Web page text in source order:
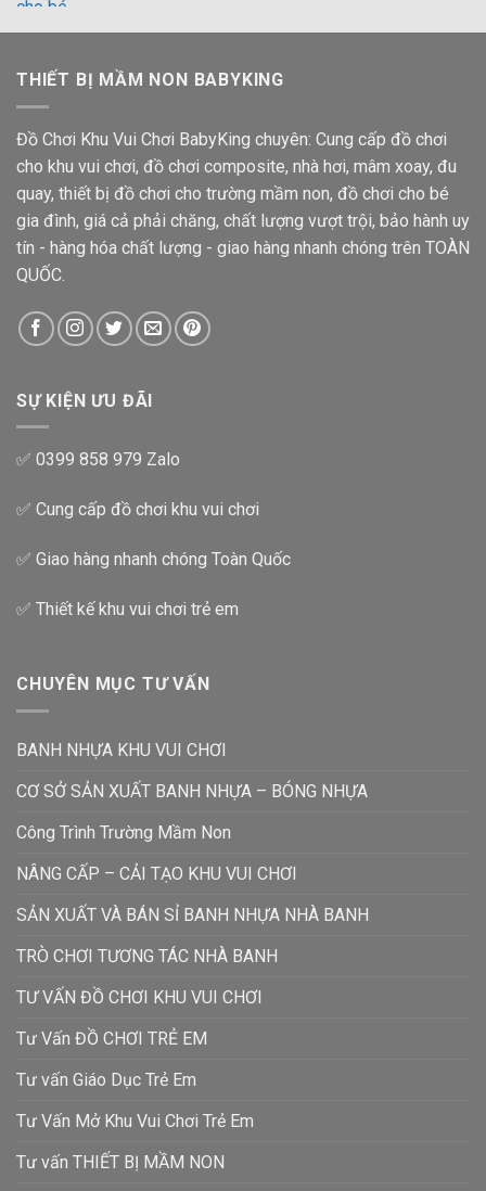
THIẾT BỊ MẦM NON BABYKING
Đồ Chơi Khu Vui Chơi BabyKing chuyên: Cung cấp đồ chơi
cho khu vui chơi, đồ chơi composite, nhà hơi, mâm xoay, đu
quay, thiết bị đồ chơi cho trường mầm non, đồ chơi cho bé
gia đình, giá cả phải chăng, chất lượng vượt trội, bảo hành uy
tín - hàng hóa chất lượng - giao hàng nhanh chóng trên TOÀN
QUỐC.
SỰ KIỆN ƯU ĐÃI
✅ 0399 858 979 Zalo
✅ Cung cấp đồ chơi khu vui chơi
✅ Giao hàng nhanh chóng Toàn Quốc
✅ Thiết kế khu vui chơi trẻ em
CHUYÊN MỤC TƯ VẤN
BANH NHỰA KHU VUI CHƠI
CƠ SỞ SẢN XUẤT BANH NHỰA – BÓNG NHỰA
Công Trình Trường Mầm Non
NÂNG CẤP – CẢI TẠO KHU VUI CHƠI
SẢN XUẤT VÀ BÁN SỈ BANH NHỰA NHÀ BANH
TRÒ CHƠI TƯƠNG TÁC NHÀ BANH
TƯ VẤN ĐỒ CHƠI KHU VUI CHƠI
Tư Vấn ĐỒ CHƠI TRẺ EM
Tư vấn Giáo Dục Trẻ Em
Tư Vấn Mở Khu Vui Chơi Trẻ Em
Tư vấn THIẾT BỊ MẦM NON